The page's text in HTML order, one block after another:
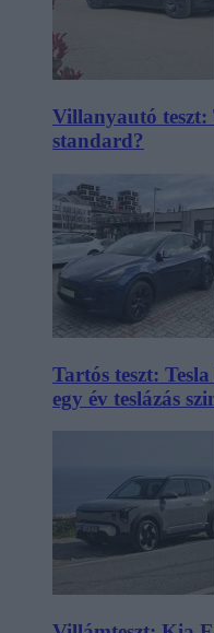
Villanyautó teszt:
standard?
Tartós teszt:
egy év teslázás